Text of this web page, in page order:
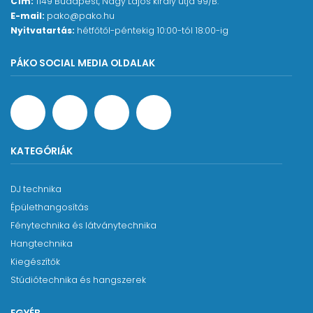
minden professzionális alkalmazásra fel van
készülve.​​​​
FENNTARTHATÓSÁG
Fenntartható fejhallgató – Németországban készült
Az új PRO X line fejhallgatót a kihívásokkal teli
körülmények közötti napi használatra tervezték. Ez
az oka annak, hogy Németországban, prémium
minőségű anyagokból kézzel készítik őket. Ha
szükséges, a fejhallgató szinte minden alkatrésze
- Kivitel: Nyitott
- Impedancia: 48 Ohm
- Frekvencia átvitel: 5-40.000 Hz
- Hangnyomás: 100 dB (1 mW/500 Hz)
E-mail: pako@pako.hu
Nyitvatartás: hétfőtől-péntekig 10:00-tól 18:00-ig
PÁKO SOCIAL MEDIA OLDALAK
KATEGÓRIÁK
DJ technika
Épülethangosítás
Fénytechnika és látványtechnika
Hangtechnika
Kiegészítők
Stúdiótechnika és hangszerek